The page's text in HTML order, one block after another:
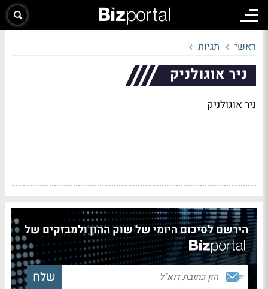
ראשי תגיות
ניר אוגולניק
ניר אוגולניק
הירשם לסיכום היומי של שוק ההון ולמבזקים של